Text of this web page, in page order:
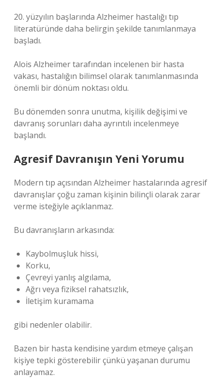
20. yüzyılın başlarında Alzheimer hastalığı tıp
literatüründe daha belirgin şekilde tanımlanmaya
başladı.
Alois Alzheimer tarafından incelenen bir hasta
vakası, hastalığın bilimsel olarak tanımlanmasında
önemli bir dönüm noktası oldu.
Bu dönemden sonra unutma, kişilik değişimi ve
davranış sorunları daha ayrıntılı incelenmeye
başlandı.
Agresif Davranışın Yeni Yorumu
Modern tıp açısından Alzheimer hastalarında agresif
davranışlar çoğu zaman kişinin bilinçli olarak zarar
verme isteğiyle açıklanmaz.
Bu davranışların arkasında:
Kaybolmuşluk hissi,
Korku,
Çevreyi yanlış algılama,
Ağrı veya fiziksel rahatsızlık,
İletişim kuramama
gibi nedenler olabilir.
Bazen bir hasta kendisine yardım etmeye çalışan
kişiye tepki gösterebilir çünkü yaşanan durumu
anlayamaz.